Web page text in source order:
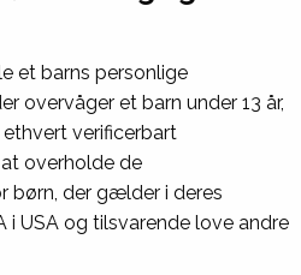
et barns personlige
overvåger et barn under 13 år,
verificerbart
overholde de
børn, der gælder i deres
i USA og tilsvarende love andre